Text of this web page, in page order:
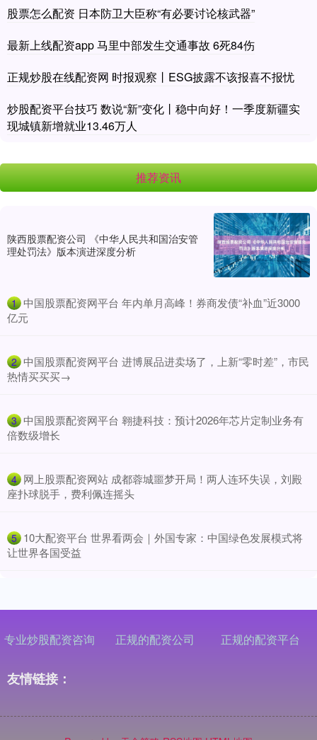
股票怎么配资 日本防卫大臣称“有必要讨论核武器”
最新上线配资app 马里中部发生交通事故 6死84伤
正规炒股在线配资网 时报观察丨ESG披露不该报喜不报忧
炒股配资平台技巧 数说“新”变化丨稳中向好！一季度新疆实
现城镇新增就业13.46万人
推荐资讯
陕西股票配资公司 《中华人民共和国治安管
理处罚法》版本演进深度分析
1 ​中国股票配资网平台 年内单月高峰！券商发债“补血”近3000
亿元
2 ​中国股票配资网平台 进博展品进卖场了，上新“零时差”，市民
热情买买买→
3 ​中国股票配资网平台 翱捷科技：预计2026年芯片定制业务有
倍数级增长
4 ​网上股票配资网站 成都蓉城噩梦开局！两人连环失误，刘殿
座扑球脱手，费利佩连摇头
5 ​10大配资平台 世界看两会｜外国专家：中国绿色发展模式将
让世界各国受益
专业炒股配资咨询 正规的配资公司 正规的配资平台
友情链接：